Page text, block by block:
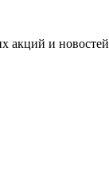
акций и новостей